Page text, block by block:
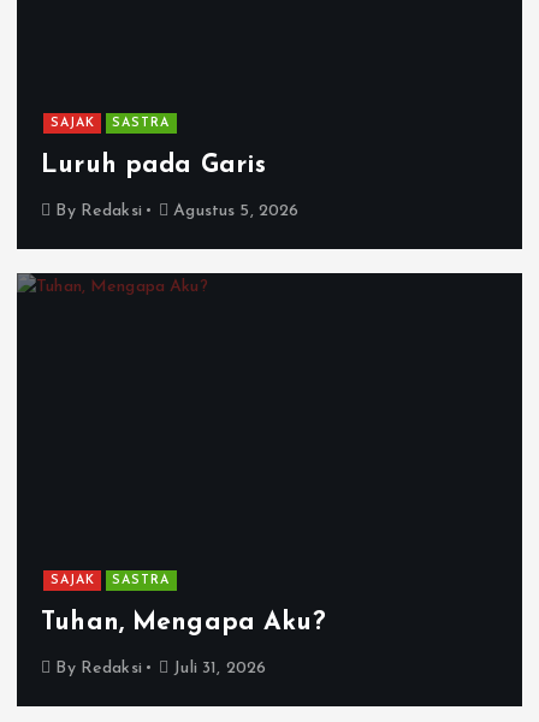
SAJAK SASTRA
Luruh pada Garis
By Redaksi Agustus 5, 2026
SAJAK SASTRA
Tuhan, Mengapa Aku?
By Redaksi Juli 31, 2026